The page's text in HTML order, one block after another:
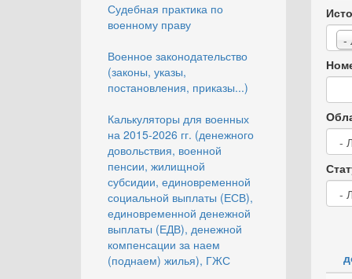
Судебная практика по
военному праву
Военное законодательство
(законы, указы,
постановления, приказы...)
Калькуляторы для военных
на 2015-2026 гг. (денежного
довольствия, военной
пенсии, жилищной
субсидии, единовременной
социальной выплаты (ЕСВ),
единовременной денежной
выплаты (ЕДВ), денежной
компенсации за наем
(поднаем) жилья), ГЖС
-